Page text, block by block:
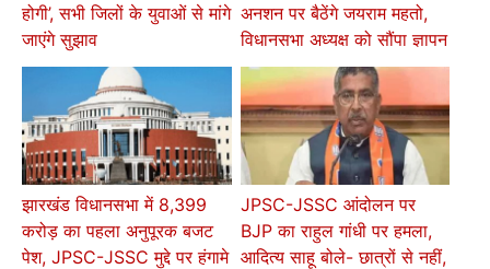
होगी’, सभी जिलों के युवाओं से मांगे
जाएंगे सुझाव
अनशन पर बैठेंगे जयराम महतो,
विधानसभा अध्यक्ष को सौंपा ज्ञापन
झारखंड विधानसभा में 8,399
करोड़ का पहला अनुपूरक बजट
पेश, JPSC-JSSC मुद्दे पर हंगामे
JPSC-JSSC आंदोलन पर
BJP का राहुल गांधी पर हमला,
आदित्य साहू बोले- छात्रों से नहीं,